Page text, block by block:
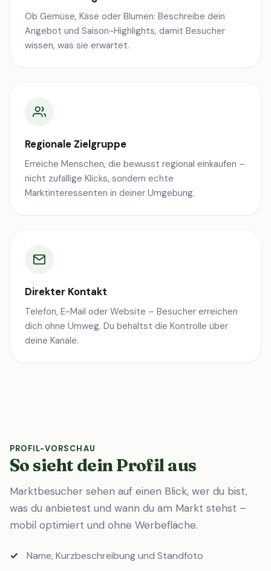
Ob Gemüse, Käse oder Blumen: Beschreibe dein
Angebot und Saison-Highlights, damit Besucher
wissen, was sie erwartet.
Regionale Zielgruppe
Erreiche Menschen, die bewusst regional einkaufen –
nicht zufällige Klicks, sondern echte
Marktinteressenten in deiner Umgebung.
Direkter Kontakt
Telefon, E-Mail oder Website – Besucher erreichen
dich ohne Umweg. Du behältst die Kontrolle über
deine Kanäle.
PROFIL-VORSCHAU
So sieht dein Profil aus
Marktbesucher sehen auf einen Blick, wer du bist,
was du anbietest und wann du am Markt stehst –
mobil optimiert und ohne Werbefläche.
Name, Kurzbeschreibung und Standfoto